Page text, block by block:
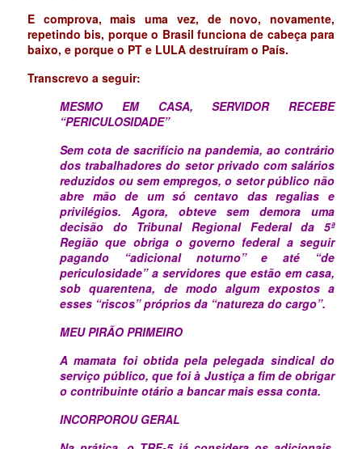
E comprova, mais uma vez, de novo, novamente,
repetindo bis, porque o Brasil funciona de cabeça para
baixo, e porque o PT e LULA destruíram o País.
Transcrevo a seguir:
MESMO EM CASA, SERVIDOR RECEBE
“PERICULOSIDADE”
Sem cota de sacrifício na pandemia, ao contrário
dos trabalhadores do setor privado com salários
reduzidos ou sem empregos, o setor público não
abre mão de um só centavo das regalias e
privilégios. Agora, obteve sem demora uma
decisão do Tribunal Regional Federal da 5ª
Região que obriga o governo federal a seguir
pagando “adicional noturno” e até “de
periculosidade” a servidores que estão em casa,
sob quarentena, de modo algum expostos a
esses “riscos” próprios da “natureza do cargo”.
MEU PIRÃO PRIMEIRO
A mamata foi obtida pela pelegada sindical do
serviço público, que foi à Justiça a fim de obrigar
o contribuinte otário a bancar mais essa conta.
INCORPOROU GERAL